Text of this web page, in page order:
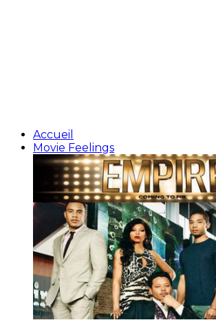
Accueil
Movie Feelings